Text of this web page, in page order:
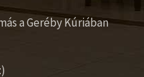
a Geréby Kúriában